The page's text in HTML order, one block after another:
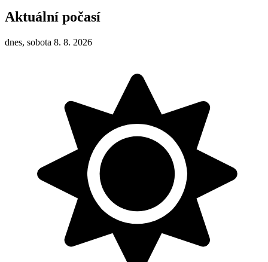
Aktuální počasí
dnes, sobota 8. 8. 2026